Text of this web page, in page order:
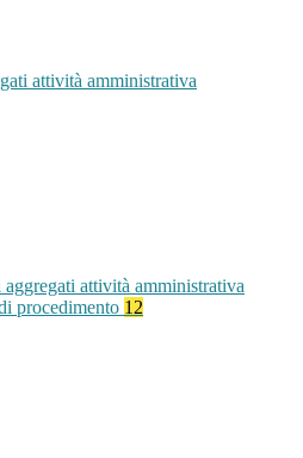
attività amministrativa
aggregati attività amministrativa
procedimento 12